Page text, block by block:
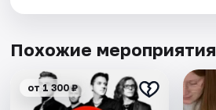
Похожие мероприятия
от 1 300 ₽